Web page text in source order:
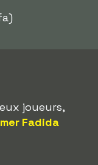
joueurs,
Fadida